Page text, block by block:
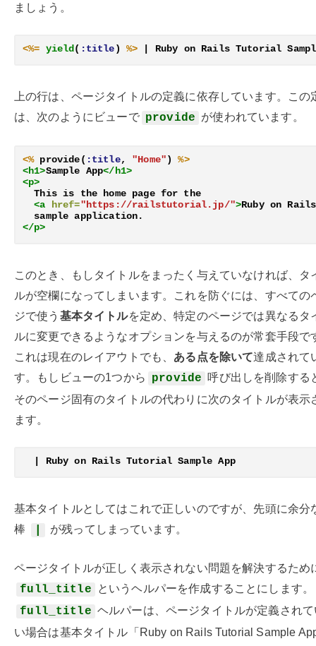
ましょう。
<%= yield ( :title) %>
上の行は、ページタイトルの定義に依存しています。この
は、次のようにビューで provide が使われています。
<% provide( :title, "Home")
%>
<h1>Sample App</h1>
<p>
  This is the home page for the
<a
href="https://railstutorial.jp/">Ruby on
</p>
このとき、もしタイトルをまったく与えていなければ、タ
ルが空欄になってしまいます。これを防ぐには、すべての
ジで使う 基本タイトルを定め、特定のページでは異なるタ
ルに変更できるようなオプションを与えるのが常套手段で
これは現在のレイアウトでも、 ある点を除いて達成されて
す。もしビューの1つから
provide 呼び出しを削除する
そのページ固有のタイトルの代わりに次のタイトルが表示
ます。
  | Ruby on Rails Tutorial Sample App
基本タイトルとしてはこれで正しいのですが、先頭に余分
棒
が残ってしまっています。
ページタイトルが正しく表示されない問題を解決するため
full_title というヘルパーを作成することにします。
full_title ヘルパーは、ページタイトルが定義され
い場合は基本タイトル「Ruby on Rails Tutorial Sample